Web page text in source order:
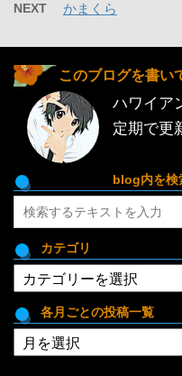
NEXT かまくら
このブログを書い
ハワイア
定期で更
blog内を検
カテゴリ
テ
ゴ
リ
各月ごとの投稿一覧
各
月